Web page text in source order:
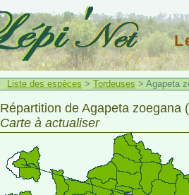
Liste des espèces > Tordeuses > Agapeta
Répartition de Agapeta zoegana
Carte à actualiser